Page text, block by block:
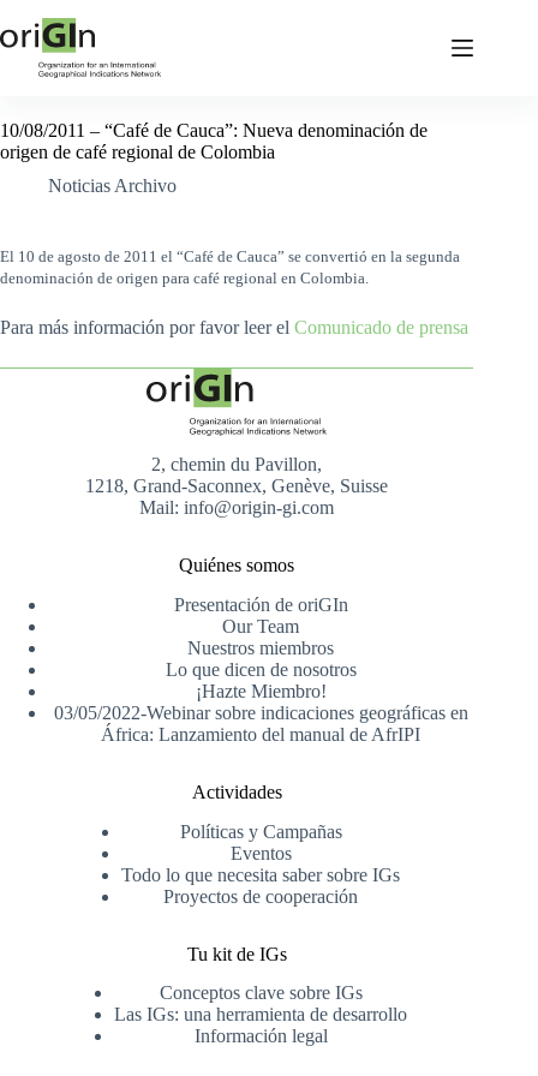
10/08/2011 – “Café de Cauca”: Nueva denominación de
origen de café regional de Colombia
Noticias Archivo
El 10 de agosto de 2011 el “Café de Cauca” se convertió en la segunda
denominación de origen para café regional en Colombia.
Para más información por favor leer el Comunicado de prensa
2, chemin du Pavillon,
1218, Grand-Saconnex, Genève, Suisse
Mail: info@origin-gi.com
Quiénes somos
Presentación de oriGIn
Our Team
Nuestros miembros
Lo que dicen de nosotros
¡Hazte Miembro!
03/05/2022-Webinar sobre indicaciones geográficas en
África: Lanzamiento del manual de AfrIPI
Actividades
Políticas y Campañas
Eventos
Todo lo que necesita saber sobre IGs
Proyectos de cooperación
Tu kit de IGs
Conceptos clave sobre IGs
Las IGs: una herramienta de desarrollo
Información legal